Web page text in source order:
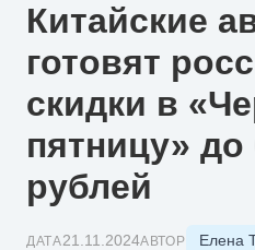
Китайские
готовят
скидки в
пятницу»
рублей
ДАТА21.11.2024АВТОР Елена